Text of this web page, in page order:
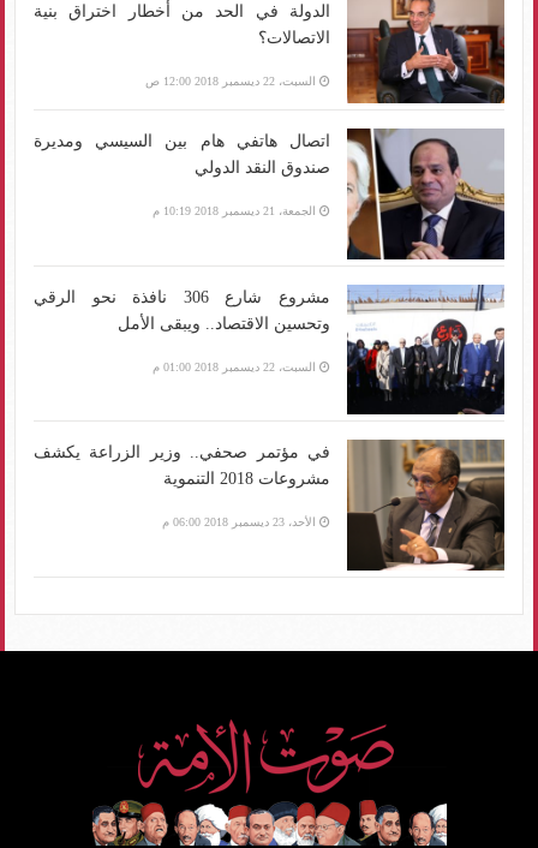
الدولة في الحد من أخطار اختراق بنية
الاتصالات؟
السبت، 22 ديسمبر 2018 12:00 ص
اتصال هاتفي هام بين السيسي ومديرة
صندوق النقد الدولي
الجمعة، 21 ديسمبر 2018 10:19 م
مشروع شارع 306 نافذة نحو الرقي
وتحسين الاقتصاد.. ويبقى الأمل
السبت، 22 ديسمبر 2018 01:00 م
في مؤتمر صحفي.. وزير الزراعة يكشف
مشروعات 2018 التنموية
الأحد، 23 ديسمبر 2018 06:00 م